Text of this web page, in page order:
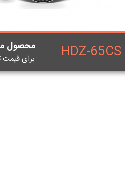
HDZ-65CS محصول
برای قيمت